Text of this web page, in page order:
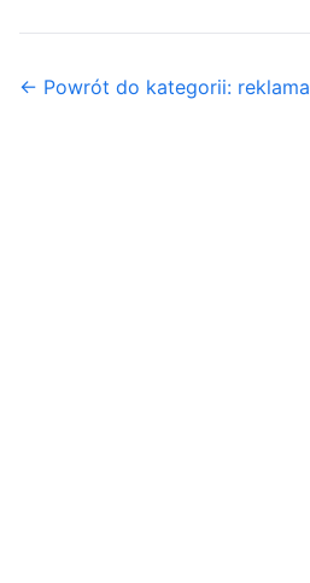
← Powrót do kategorii: reklama